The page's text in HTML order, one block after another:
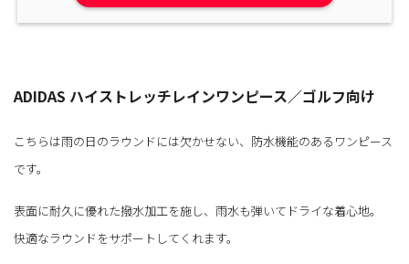
ADIDAS ハイストレッチレインワンピース／ゴルフ向け
こちらは雨の日のラウンドには欠かせない、防水機能のあるワンピース
です。
表面に耐久に優れた撥水加工を施し、雨水も弾いてドライな着心地。
快適なラウンドをサポートしてくれます。